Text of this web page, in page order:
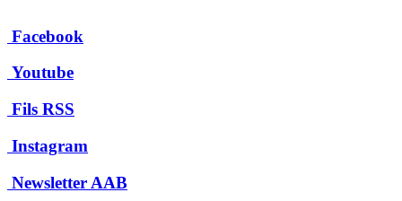
Facebook
Youtube
Fils RSS
Instagram
Newsletter AAB